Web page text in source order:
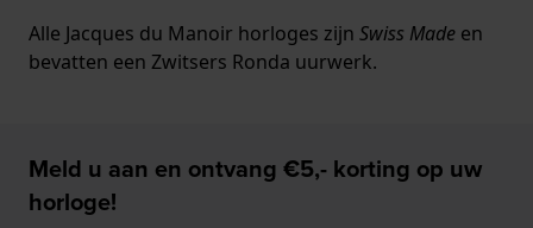
Alle Jacques du Manoir horloges zijn Swiss Made en
bevatten een Zwitsers Ronda uurwerk.
Meld u aan en ontvang €5,- korting op uw
horloge!